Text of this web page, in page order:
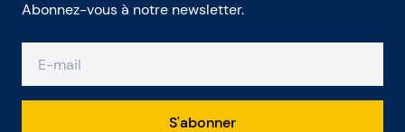
Abonnez-vous à notre newsletter.
S'abonner